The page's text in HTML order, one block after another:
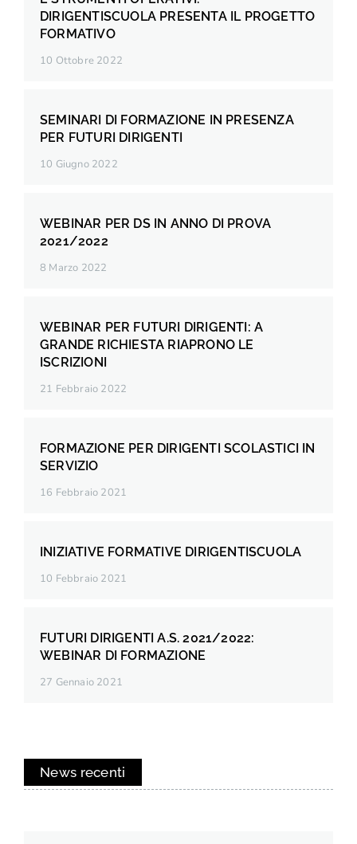
DIRIGENTISCUOLA PRESENTA IL PROGETTO
FORMATIVO
10 Ottobre 2022
SEMINARI DI FORMAZIONE IN PRESENZA
PER FUTURI DIRIGENTI
10 Giugno 2022
WEBINAR PER DS IN ANNO DI PROVA
2021/2022
8 Marzo 2022
WEBINAR PER FUTURI DIRIGENTI: A
GRANDE RICHIESTA RIAPRONO LE
ISCRIZIONI
21 Febbraio 2022
FORMAZIONE PER DIRIGENTI SCOLASTICI IN
SERVIZIO
16 Febbraio 2021
INIZIATIVE FORMATIVE DIRIGENTISCUOLA
10 Febbraio 2021
FUTURI DIRIGENTI A.S. 2021/2022:
WEBINAR DI FORMAZIONE
27 Gennaio 2021
News recenti